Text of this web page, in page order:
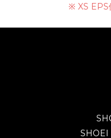
※ XS EPS
SHOEI